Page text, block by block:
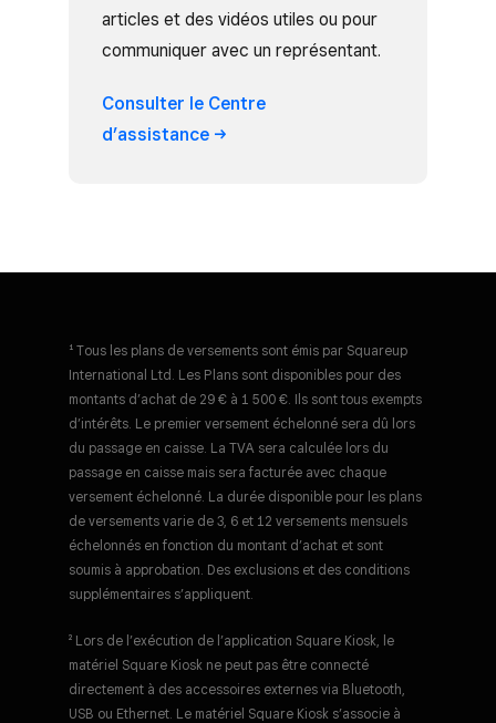
articles et des vidéos utiles ou pour
communiquer avec un représentant.
Consulter le Centre
d’assistance
¹ Tous les plans de versements sont émis par Squareup
International Ltd. Les Plans sont disponibles pour des
montants d’achat de 29 € à 1 500 €. Ils sont tous exempts
d’intérêts. Le premier versement échelonné sera dû lors
du passage en caisse. La TVA sera calculée lors du
passage en caisse mais sera facturée avec chaque
versement échelonné. La durée disponible pour les plans
de versements varie de 3, 6 et 12 versements mensuels
échelonnés en fonction du montant d’achat et sont
soumis à approbation. Des exclusions et des conditions
supplémentaires s’appliquent.
² Lors de l’exécution de l’application Square Kiosk, le
matériel Square Kiosk ne peut pas être connecté
directement à des accessoires externes via Bluetooth,
USB ou Ethernet. Le matériel Square Kiosk s’associe à